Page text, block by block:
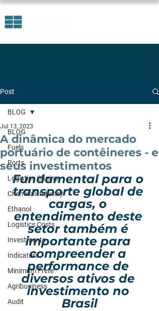
Post
BLOG
Fuels
Ports
Logistics Chains
Chemical Industry
Ethanol
Logistics Costs
Investments
Indicators
Minimum Frete
Agribusiness
Audit
BLOG
A dinâmica do mercado
portuário de contêineres - e
seus investimentos
Jul 13, 2023
Fundamental para o
transporte global de
cargas, o
entendimento deste
setor também é
importante para
compreender a
performance de
diversos ativos de
investimento no
Brasil